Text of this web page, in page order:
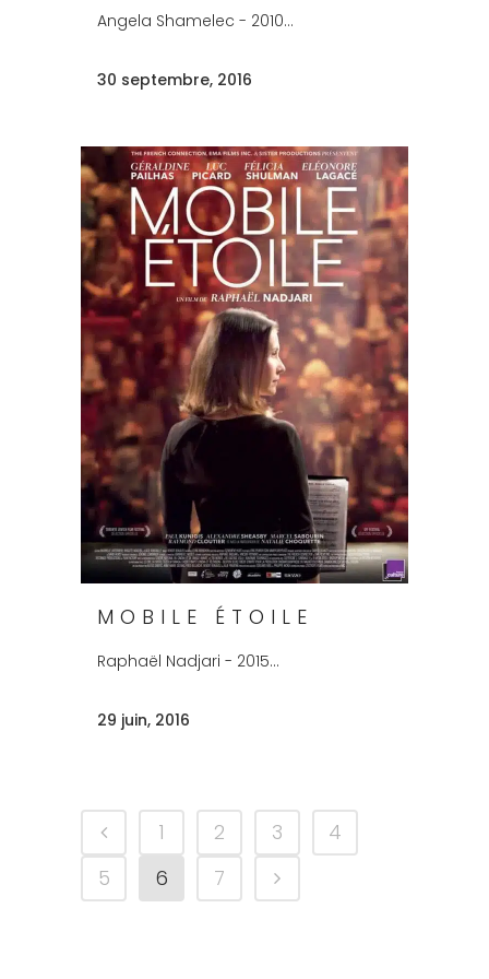
Angela Shamelec - 2010...
30 septembre, 2016
MOBILE ÉTOILE
Raphaël Nadjari - 2015...
29 juin, 2016
1 2 3
4
5
6 7